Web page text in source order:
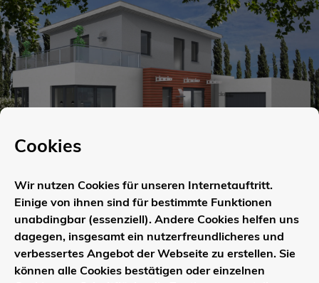
Einfamilienhaus 1-370
Cookies
Wir nutzen Cookies für unseren Internetauftritt.
Einige von ihnen sind für bestimmte Funktionen
unabdingbar (essenziell). Andere Cookies helfen uns
dagegen, insgesamt ein nutzerfreundlicheres und
verbessertes Angebot der Webseite zu erstellen. Sie
können alle Cookies bestätigen oder einzelnen